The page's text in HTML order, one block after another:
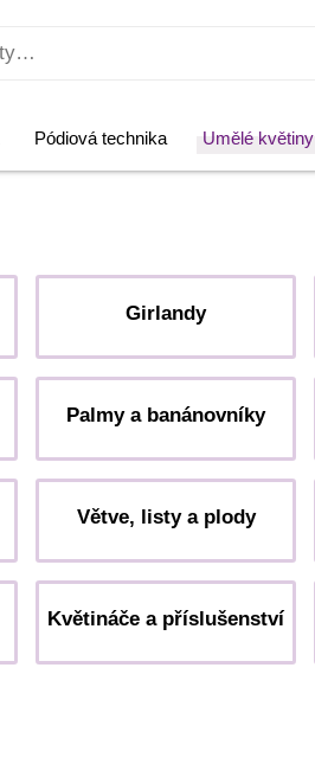
Pódiová technika Umělé květiny
Girlandy
Palmy a banánovníky
Větve, listy a plody
Květináče a příslušenství